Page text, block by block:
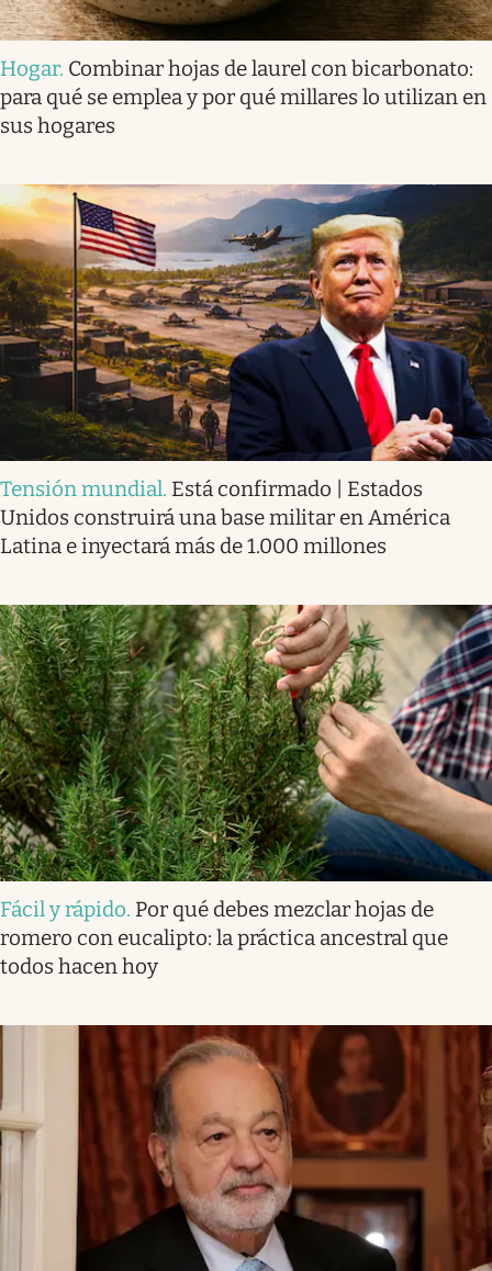
Hogar. Combinar hojas de laurel con bicarbonato:
para qué se emplea y por qué millares lo utilizan en
sus hogares
Tensión mundial. Está confirmado | Estados
Unidos construirá una base militar en América
Latina e inyectará más de 1.000 millones
Fácil y rápido. Por qué debes mezclar hojas de
romero con eucalipto: la práctica ancestral que
todos hacen hoy